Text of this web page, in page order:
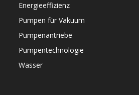
Energieeffizienz
Pumpen für Vakuum
Pumpenantriebe
Pumpentechnologie
Wasser